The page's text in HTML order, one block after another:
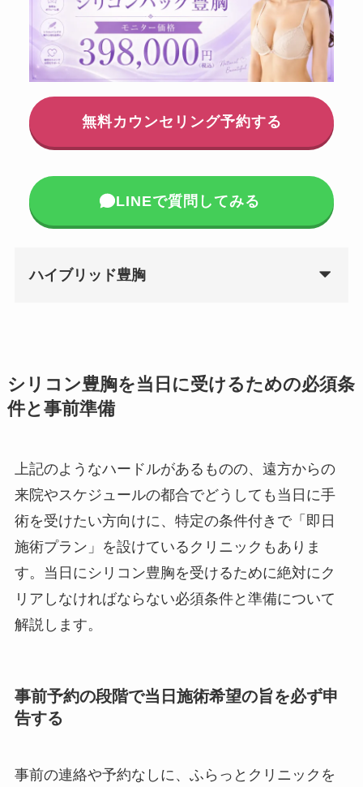
無料カウンセリング予約する
LINEで質問してみる
ハイブリッド豊胸
シリコン豊胸を当日に受けるための必須条
件と事前準備
上記のようなハードルがあるものの、遠方からの
来院やスケジュールの都合でどうしても当日に手
術を受けたい方向けに、特定の条件付きで「即日
施術プラン」を設けているクリニックもありま
す。当日にシリコン豊胸を受けるために絶対にク
リアしなければならない必須条件と準備について
解説します。
事前予約の段階で当日施術希望の旨を必ず申
告する
事前の連絡や予約なしに、ふらっとクリニックを